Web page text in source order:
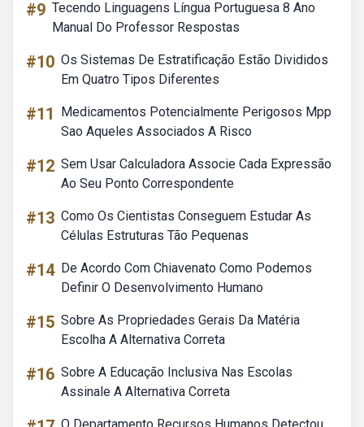
#9 Tecendo Linguagens Língua Portuguesa 8 Ano
Manual Do Professor Respostas
#10 Os Sistemas De Estratificação Estão Divididos
Em Quatro Tipos Diferentes
#11
Medicamentos Potencialmente Perigosos Mpp
Sao Aqueles Associados A Risco
#12 Sem Usar Calculadora Associe Cada Expressão
Ao Seu Ponto Correspondente
#13 Como Os Cientistas Conseguem Estudar As
Células Estruturas Tão Pequenas
#14 De Acordo Com Chiavenato Como Podemos
Definir O Desenvolvimento Humano
#15 Sobre As Propriedades Gerais Da Matéria
Escolha A Alternativa Correta
#16 Sobre A Educação Inclusiva Nas Escolas
Assinale A Alternativa Correta